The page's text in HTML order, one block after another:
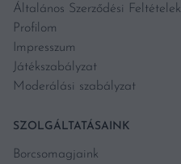
Általános Szerződési Feltételek
Profilom
Impresszum
Játékszabályzat
Moderálási szabályzat
SZOLGÁLTATÁSAINK
Borcsomagjaink